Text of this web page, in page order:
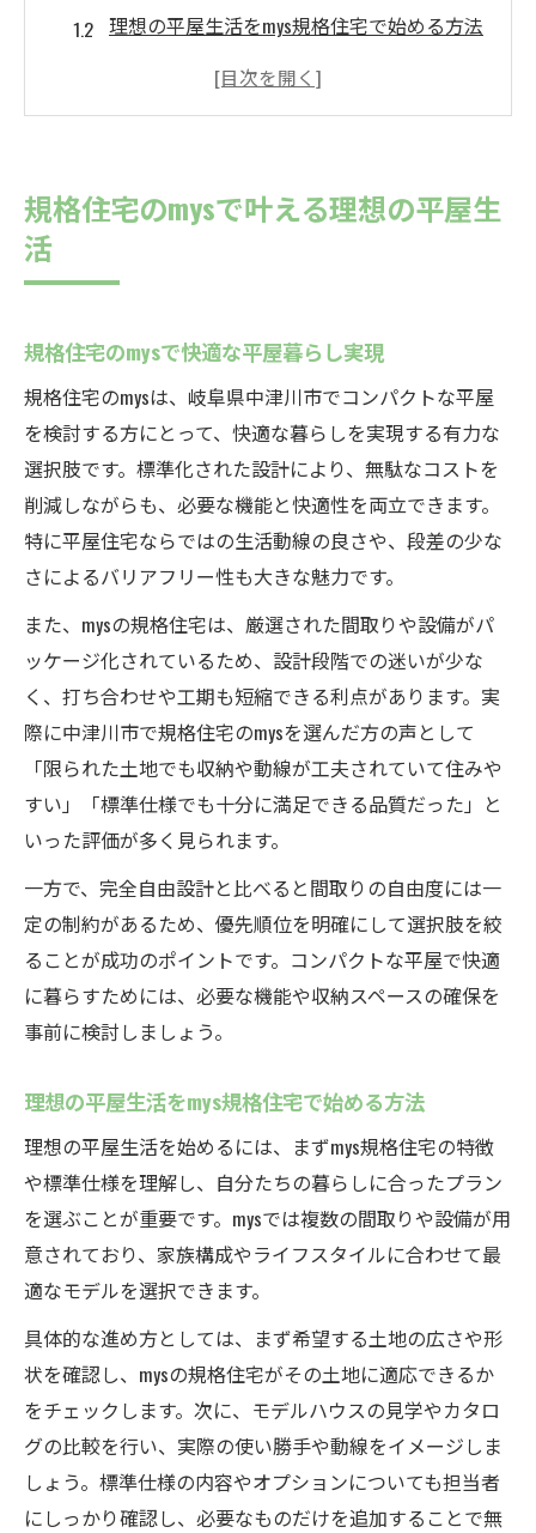
理想の平屋生活をmys規格住宅で始める方法
mysだから叶うコンパクト平屋の魅力と工夫
コンパクトな平屋選びで後悔を減らす秘訣
規格住宅のmys活用で後悔しない平屋選び
規格住宅のmysで予算と満足度を両立させる
mys平屋選びで気を付けたいポイントと対策
失敗しにくい規格住宅mys活用術を解説
規格住宅のmysで後悔しない家づくり実例
mys活用で失敗を防ぐ平屋設計の基本
mys規格住宅の選び方と注意点を徹底解説
失敗談から学ぶmys平屋の賢い選択ポイント
mys利用で成功する平屋間取りの工夫方法
岐阜県中津川市の暮らしと平屋間取り工夫
規格住宅のmysで実現する快適な間取り工夫
mysを活用した中津川市の平屋暮らしの知恵
mys規格住宅で叶える中津川市の住みやすさ
平屋間取りをmysで工夫するポイント紹介
規格住宅のmysが支える暮らしやすい平屋
規格住宅mysを通じた費用バランスの見極め方
規格住宅のmysで費用と満足度のバランス追
求
mys平屋の価格と品質を賢く見極める方法
規格住宅のmysでコストを抑える工夫ポイン
ト
mys規格住宅の費用感と適正な選び方解説
平屋検討時に知っておきたい基本ポイント
規格住宅のmysで平屋検討時の重要項目整理
平屋をmys規格住宅で建てる際の注意点
mys活用で快適な平屋づくりを始めるコツ
規格住宅のmysで知るべき平屋の基礎事項
規格住宅のmysで叶える理想の平屋生
活
規格住宅のmysで快適な平屋暮らし実現
規格住宅のmysは、岐阜県中津川市でコンパクトな平屋
を検討する方にとって、快適な暮らしを実現する有力な
選択肢です。標準化された設計により、無駄なコストを
削減しながらも、必要な機能と快適性を両立できます。
特に平屋住宅ならではの生活動線の良さや、段差の少な
さによるバリアフリー性も大きな魅力です。
また、mysの規格住宅は、厳選された間取りや設備がパ
ッケージ化されているため、設計段階での迷いが少な
く、打ち合わせや工期も短縮できる利点があります。実
際に中津川市で規格住宅のmysを選んだ方の声として
「限られた土地でも収納や動線が工夫されていて住みや
すい」「標準仕様でも十分に満足できる品質だった」と
いった評価が多く見られます。
一方で、完全自由設計と比べると間取りの自由度には一
定の制約があるため、優先順位を明確にして選択肢を絞
ることが成功のポイントです。コンパクトな平屋で快適
に暮らすためには、必要な機能や収納スペースの確保を
事前に検討しましょう。
理想の平屋生活をmys規格住宅で始める方法
理想の平屋生活を始めるには、まずmys規格住宅の特徴
や標準仕様を理解し、自分たちの暮らしに合ったプラン
を選ぶことが重要です。mysでは複数の間取りや設備が用
意されており、家族構成やライフスタイルに合わせて最
適なモデルを選択できます。
具体的な進め方としては、まず希望する土地の広さや形
状を確認し、mysの規格住宅がその土地に適応できるか
をチェックします。次に、モデルハウスの見学やカタロ
グの比較を行い、実際の使い勝手や動線をイメージしま
しょう。標準仕様の内容やオプションについても担当者
にしっかり確認し、必要なものだけを追加することで無